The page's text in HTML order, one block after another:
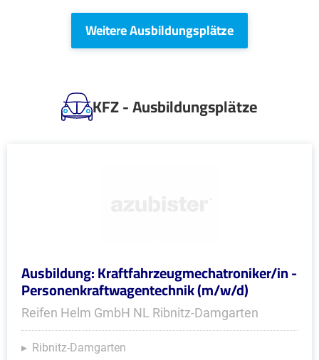
Weitere Ausbildungsplätze
KFZ - Ausbildungsplätze
Ausbildung: Kraftfahrzeugmechatroniker/in -
Personenkraftwagentechnik (m/w/d)
Reifen Helm GmbH NL Ribnitz-Damgarten
Ribnitz-Damgarten